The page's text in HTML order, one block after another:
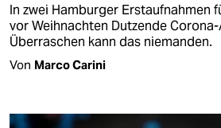
In zwei Hamburger Erstaufnahmen
vor Weihnachten Dutzende
Überraschen kann das niemanden.
Von Marco Carini